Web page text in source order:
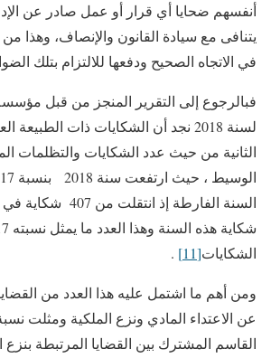
أنفسهم ضحايا أي قرار أو عمل صادر عن
يتنافى مع سيادة القانون والإنصاف، وهذا من
في الاتجاه الصحيح ودفعها للالتزام بتلك
فبالرجوع إلى التقرير المنجز من قبل
لسنة 2018 نجد أن الشكايات ذات
الثانية من حيث عدد الشكايات والتظلمات
الشكايات[11]
.
ومن أهم ما اشتمل عليه هذا العدد من
القاسم المشترك بين القضايا المرتبطة بنزع